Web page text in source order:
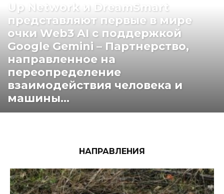
Up Network и DreamSmart
представляют первые в мире
очки Web3 AI с поддержкой
Google Gemini – Партнерство,
направленное на
переопределение
взаимодействия человека и
машины...
НАПРАВЛЕНИЯ